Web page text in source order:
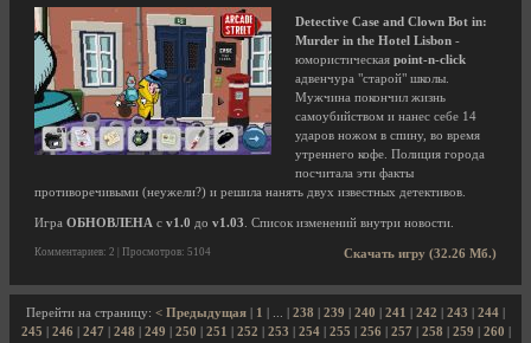
Detective Case and Clown Bot in:
Murder in the Hotel Lisbon -
юмористическая point-n-click
адвенчура "старой" школы.
Мужчина покончил жизнь
самоубийством и нанес себе 14
ударов ножом в спину, во время
утреннего кофе. Полиция города
посчитала эти факты
противоречивыми (неужели?) и решила нанять двух известных детективов.
Игра ОБНОВЛЕНА с v1.0 до v1.03 . Список изменений внутри новости.
Скачать игру (32.26 Мб.)
Комментариев: 2 | Просмотров: 5104
Перейти на страницу: < Предыдущая 1 238 239 240 241 242 243 244
245
246 247 248 249 250 251 252 253 254| 255 256 257 258 259 260